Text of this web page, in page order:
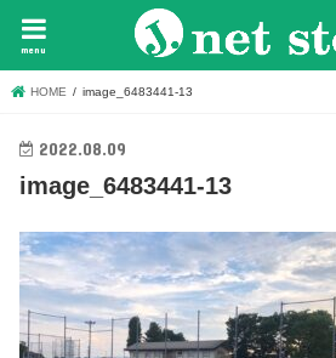
menu
HOME image_6483441-13
2022.08.09
image_6483441-13